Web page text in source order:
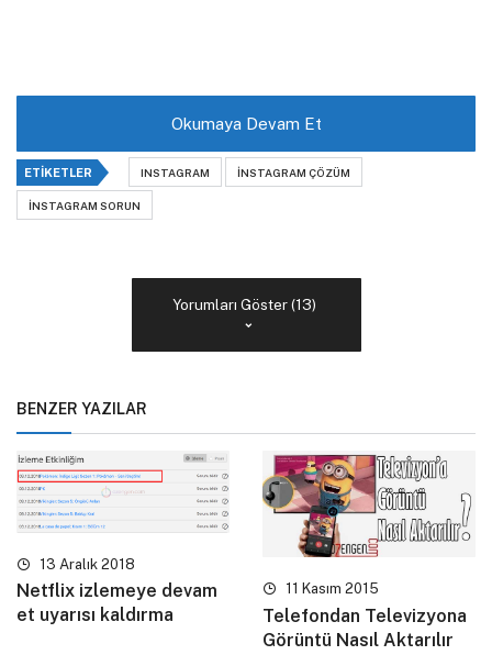
Okumaya Devam Et
ETIKETLER INSTAGRAM INSTAGRAM ÇÖZÜM
INSTAGRAM SORUN
Yorumları Göster (13)
BENZER YAZILAR
13 Aralık 2018
Netflix izlemeye devam
et uyarısı kaldırma
11 Kasım 2015
Telefondan Televizyona
Görüntü Nasıl Aktarılır